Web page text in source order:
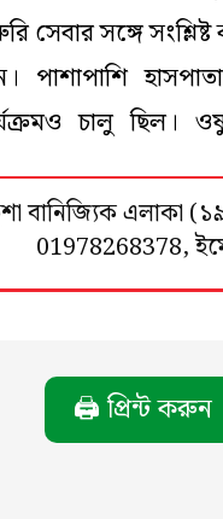
সঙ্গে সংশ্লিষ্ট
পাশাপাশি
চালু ছিল।
বানিজ্যিক
01978268378,
🖨️ প্রিন্ট করুন